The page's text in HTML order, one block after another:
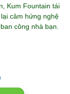
Kum Fountain tái
cảm hứng nghệ
công nhà bạn.